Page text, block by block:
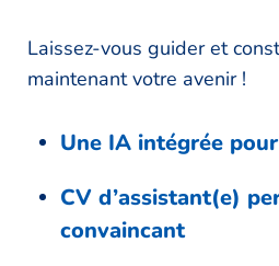
Laissez-vous guider et
maintenant votre avenir !
Une IA intégrée
CV d’assistant(e)
convaincant